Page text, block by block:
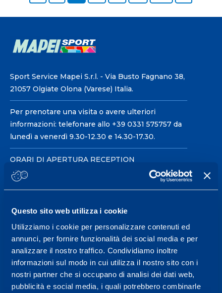
Questo sito web utilizza i cookie
Utilizziamo i cookie per personalizzare contenuti ed
annunci, per fornire funzionalità dei social media e per
analizzare il nostro traffico. Condividiamo inoltre
informazioni sul modo in cui utilizza il nostro sito con i
nostri partner che si occupano di analisi dei dati web,
pubblicità e social media, i quali potrebbero combinarle
Sport Service Mapei S.r.l. - Via Busto Fagnano 38,
21057 Olgiate Olona (Varese) Italia.
Per prenotare una visita o avere ulteriori
informazioni: telefonare allo +39 0331 575757 da
lunedì a venerdì 9.30-12.30 e 14.30-17.30.
ORARI DI APERTURA RECEPTION
Da Lunedì al Venerdì
08.30 - 18.30
Centro servizi per l'alta
prestazione ed il
wellness.
Maggiori informazioni